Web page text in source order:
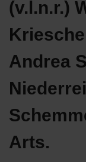
(v.l.n.r.)
Andrea
Arts.